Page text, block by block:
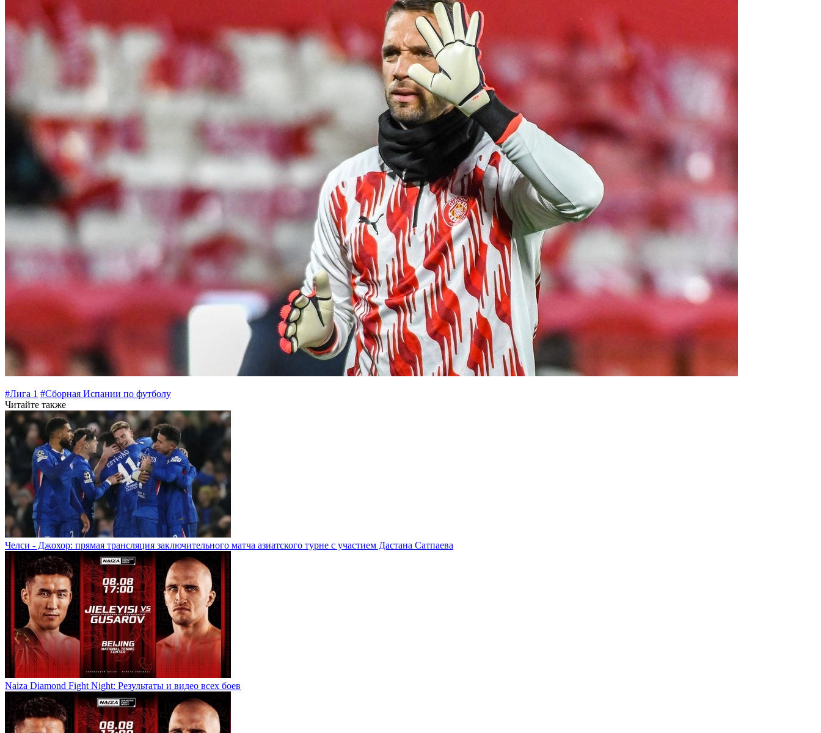
#Лига 1 #Сборная Испании по футболу
Читайте также
Челси - Джохор: прямая трансляция заключительного матча азиатского турне с участием Дастана Сатпаева
Naiza Diamond Fight Night: Результаты и видео всех боев